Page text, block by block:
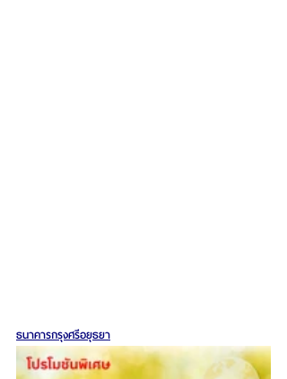
ธนาคารกรุงศรีอยุธยา